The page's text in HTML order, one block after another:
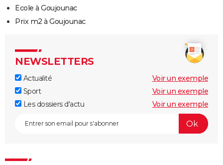
Ecole à Goujounac
Prix m2 à Goujounac
NEWSLETTERS
Actualité
Voir un exemple
Sport
Voir un exemple
Les dossiers d'actu
Voir un exemple